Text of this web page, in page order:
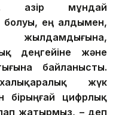
Қазір мұндай
ең алдымен,
жылдамдығына,
деңгейіне және
байланысты.
жүк
бірыңғай цифрлық
жатырмыз, – деп